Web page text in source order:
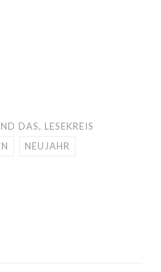
DAS, LESEKREIS
NEUJAHR